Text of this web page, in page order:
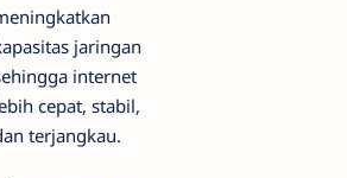
jaringan
internet
cepat, stabil,
terjangkau.